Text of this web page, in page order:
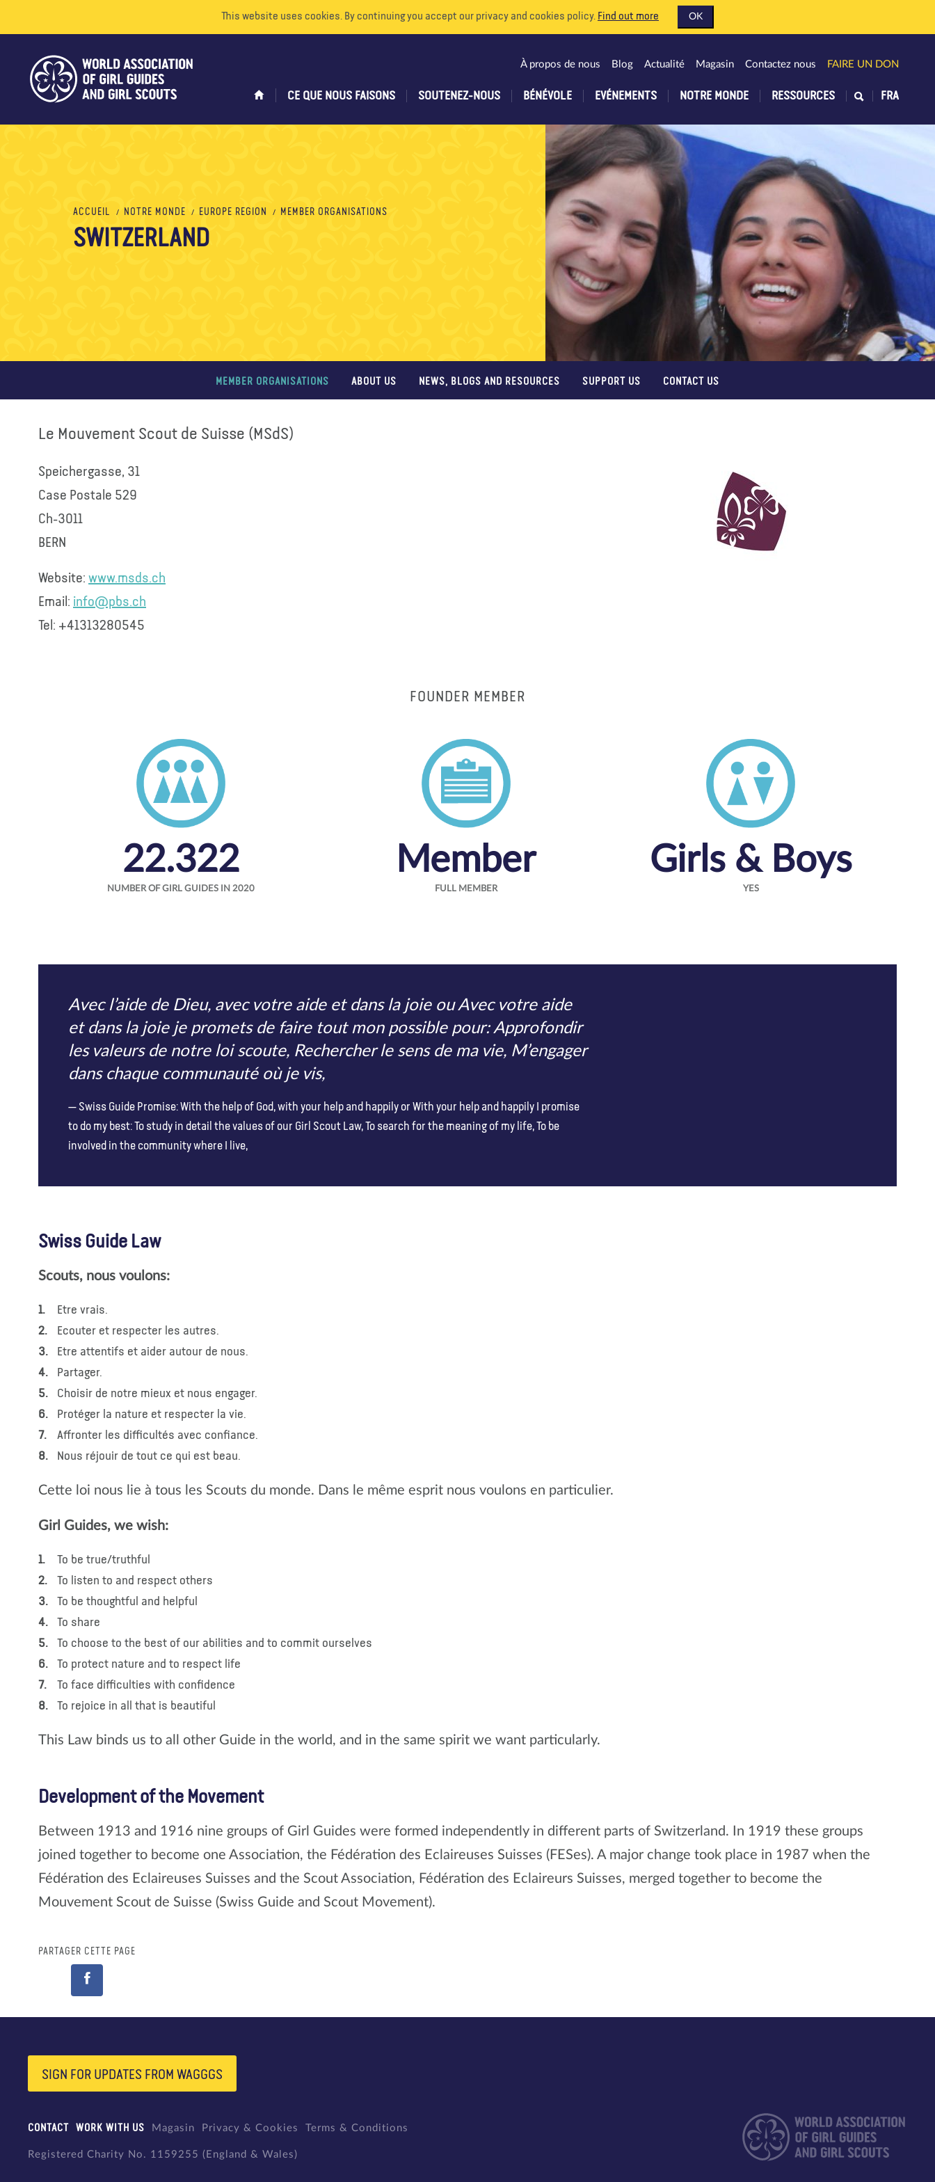
This website uses cookies. By continuing you accept our privacy and cookies policy. Find out more OK
CE QUE NOUS FAISONS SOUTENEZ-NOUS BÉNÉVOLE EVÉNEMENTS NOTRE MONDE RESSOURCES
À propos de nous Blog Actualité Magasin Contactez nous FAIRE UN DON
FRA
ACCUEIL NOTRE MONDE EUROPE REGION MEMBER ORGANISATIONS
SWITZERLAND
MEMBER ORGANISATIONS ABOUT US NEWS, BLOGS AND RESOURCES SUPPORT US CONTACT US
Le Mouvement Scout de Suisse (MSdS)
Speichergasse, 31
Case Postale 529
Ch-3011
BERN
Website: www.msds.ch
Email: info@pbs.ch
Tel: +41313280545
FOUNDER MEMBER
22.322
NUMBER OF GIRL GUIDES IN 2020
Member
FULL MEMBER
Girls & Boys
YES
Avec l’aide de Dieu, avec votre aide et dans la joie ou Avec votre aide
et dans la joie je promets de faire tout mon possible pour: Approfondir
les valeurs de notre loi scoute, Rechercher le sens de ma vie, M’engager
dans chaque communauté où je vis,
Swiss Guide Promise: With the help of God, with your help and happily or With your help and happily I promise
to do my best: To study in detail the values of our Girl Scout Law, To search for the meaning of my life, To be
involved in the community where I live,
Swiss Guide Law
Scouts, nous voulons:
Etre vrais.
Ecouter et respecter les autres.
Etre attentifs et aider autour de nous.
Partager.
Choisir de notre mieux et nous engager.
Protéger la nature et respecter la vie.
Affronter les difficultés avec confiance.
Nous réjouir de tout ce qui est beau.
Cette loi nous lie à tous les Scouts du monde. Dans le même esprit nous voulons en particulier.
Girl Guides, we wish:
To be true/truthful
To listen to and respect others
To be thoughtful and helpful
To share
To choose to the best of our abilities and to commit ourselves
To protect nature and to respect life
To face difficulties with confidence
To rejoice in all that is beautiful
This Law binds us to all other Guide in the world, and in the same spirit we want particularly.
Development of the Movement
Between 1913 and 1916 nine groups of Girl Guides were formed independently in different parts of Switzerland. In 1919 these groups
joined together to become one Association, the Fédération des Eclaireuses Suisses (FESes). A major change took place in 1987 when the
Fédération des Eclaireuses Suisses and the Scout Association, Fédération des Eclaireurs Suisses, merged together to become the
Mouvement Scout de Suisse (Swiss Guide and Scout Movement).
PARTAGER CETTE PAGE
SIGN FOR UPDATES FROM WAGGGS
CONTACT WORK WITH US Magasin Privacy & Cookies Terms & Conditions
Registered Charity No. 1159255 (England & Wales)